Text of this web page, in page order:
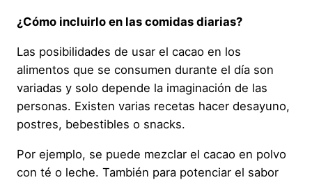
¿Cómo incluirlo en las comidas diarias?
Las posibilidades de usar el cacao en los
alimentos que se consumen durante el día son
variadas y solo depende la imaginación de las
personas. Existen varias recetas hacer desayuno,
postres, bebestibles o snacks.
Por ejemplo, se puede mezclar el cacao en polvo
con té o leche. También para potenciar el sabor